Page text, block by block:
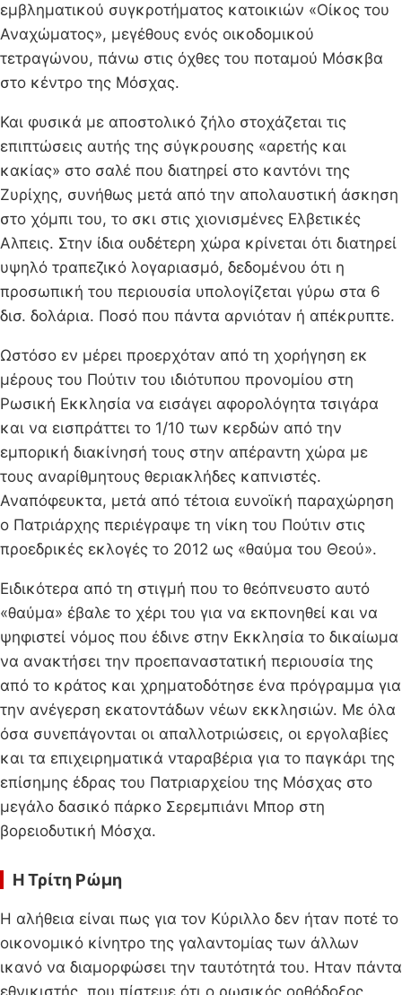
εμβληματικού συγκροτήματος κατοικιών «Οίκος του
Αναχώματος», μεγέθους ενός οικοδομικού
τετραγώνου, πάνω στις όχθες του ποταμού Μόσκβα
στο κέντρο της Μόσχας.
Και φυσικά με αποστολικό ζήλο στοχάζεται τις
επιπτώσεις αυτής της σύγκρουσης «αρετής και
κακίας» στο σαλέ που διατηρεί στο καντόνι της
Ζυρίχης, συνήθως μετά από την απολαυστική άσκηση
στο χόμπι του, το σκι στις χιονισμένες Ελβετικές
Αλπεις. Στην ίδια ουδέτερη χώρα κρίνεται ότι διατηρεί
υψηλό τραπεζικό λογαριασμό, δεδομένου ότι η
προσωπική του περιουσία υπολογίζεται γύρω στα 6
δισ. δολάρια. Ποσό που πάντα αρνιόταν ή απέκρυπτε.
Ωστόσο εν μέρει προερχόταν από τη χορήγηση εκ
μέρους του Πούτιν του ιδιότυπου προνομίου στη
Ρωσική Εκκλησία να εισάγει αφορολόγητα τσιγάρα
και να εισπράττει το 1/10 των κερδών από την
εμπορική διακίνησή τους στην απέραντη χώρα με
τους αναρίθμητους θεριακλήδες καπνιστές.
Αναπόφευκτα, μετά από τέτοια ευνοϊκή παραχώρηση
ο Πατριάρχης περιέγραψε τη νίκη του Πούτιν στις
προεδρικές εκλογές το 2012 ως «θαύμα του Θεού».
Ειδικότερα από τη στιγμή που το θεόπνευστο αυτό
«θαύμα» έβαλε το χέρι του για να εκπονηθεί και να
ψηφιστεί νόμος που έδινε στην Εκκλησία το δικαίωμα
να ανακτήσει την προεπαναστατική περιουσία της
από το κράτος και χρηματοδότησε ένα πρόγραμμα για
την ανέγερση εκατοντάδων νέων εκκλησιών. Με όλα
όσα συνεπάγονται οι απαλλοτριώσεις, οι εργολαβίες
και τα επιχειρηματικά νταραβέρια για το παγκάρι της
επίσημης έδρας του Πατριαρχείου της Μόσχας στο
μεγάλο δασικό πάρκο Σερεμπιάνι Μπορ στη
βορειοδυτική Μόσχα.
Η Τρίτη Ρώμη
Η αλήθεια είναι πως για τον Κύριλλο δεν ήταν ποτέ το
οικονομικό κίνητρο της γαλαντομίας των άλλων
ικανό να διαμορφώσει την ταυτότητά του. Ηταν πάντα